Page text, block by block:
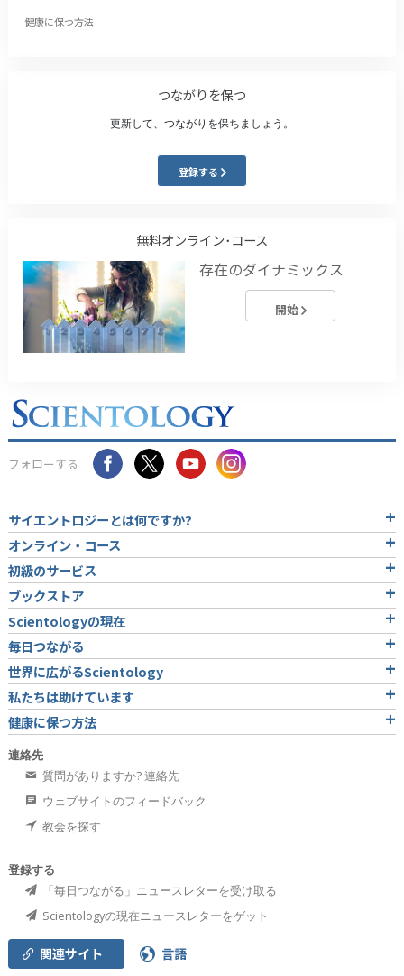
健康に保つ方法
つながりを保つ
更新して、つながりを保ちましょう。
登録する
無料オンライン･コース
存在のダイナミックス
開始
フォローする
サイエントロジーとは何ですか?
オンライン・コース
初級のサービス
ブックストア
Scientologyの現在
毎日つながる
世界に広がるScientology
私たちは助けています
健康に保つ方法
連絡先
質問がありますか? 連絡先
ウェブサイトのフィードバック
教会を探す
登録する
「毎日つながる」ニュースレターを受け取る
Scientologyの現在ニュースレターをゲット
関連サイト 言語